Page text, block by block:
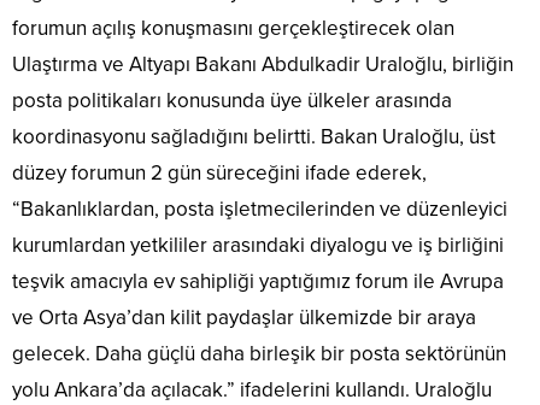
forumun açılış konuşmasını gerçekleştirecek olan
Ulaştırma ve Altyapı Bakanı Abdulkadir Uraloğlu, birliğin
posta politikaları konusunda üye ülkeler arasında
koordinasyonu sağladığını belirtti. Bakan Uraloğlu, üst
düzey forumun 2 gün süreceğini ifade ederek,
“Bakanlıklardan, posta işletmecilerinden ve düzenleyici
kurumlardan yetkililer arasındaki diyalogu ve iş birliğini
teşvik amacıyla ev sahipliği yaptığımız forum ile Avrupa
ve Orta Asya’dan kilit paydaşlar ülkemizde bir araya
gelecek. Daha güçlü daha birleşik bir posta sektörünün
yolu Ankara’da açılacak.” ifadelerini kullandı. Uraloğlu